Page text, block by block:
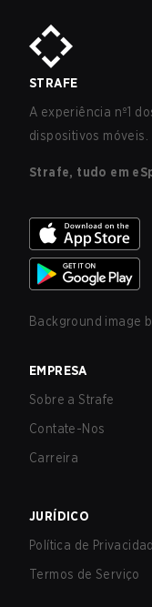
STRAFE
A experiência nº1
dispositivos móveis.
Strafe, tudo em
Background image
EMPRESA
Sobre a Strafe
Contate-Nos
Carreira
JURÍDICO
Política de
Termos de Serviço